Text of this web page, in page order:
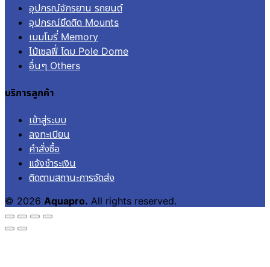
อุปกรณ์จักรยาน รถยนต์
อุปกรณ์ยึดติด Mounts
เมมโมรี่ Memory
ไม้เซลฟี่ โดม Pole Dome
อื่นๆ Others
บริการลูกค้า
เข้าสู่ระบบ
ลงทะเบียน
คำสั่งซื้อ
แจ้งชำระเงิน
ติดตามสถานะการจัดส่ง
© 2026 Aquapro. All rights reserved.